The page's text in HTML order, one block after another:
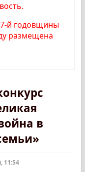
й годовщины
размещена
в
11:54